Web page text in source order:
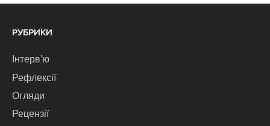
РУБРИКИ
Інтерв'ю
Рефлексії
Огляди
Рецензії